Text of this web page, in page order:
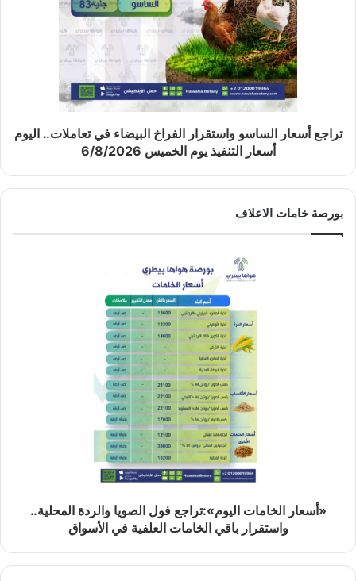
تراجع أسعار الساسو واستقرار الفراخ البيضاء في تعاملات.. اليوم
أسعار التنفيذ يوم الخميس 6/8/2026
بورصة خامات الاعلاف
«أسعار الخامات اليوم»:تراجع فول الصويا والردة المحلية..
واستقرار باقي الخامات العلفية في الأسواق